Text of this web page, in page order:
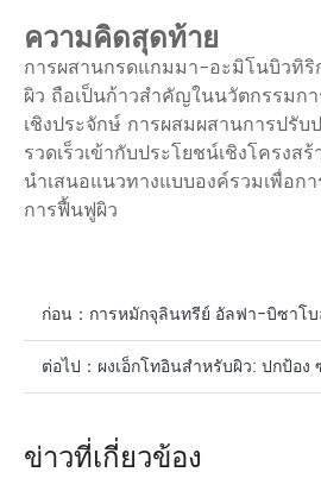
ความคิดสุดท้าย
การผสานกรดแกมมา-อะมิโนบิวทิ
ผิว ถือเป็นก้าวสำคัญในนวัตกรรมก
เชิงประจักษ์ การผสมผสานการปรับ
รวดเร็วเข้ากับประโยชน์เชิงโครงส
นำเสนอแนวทางแบบองค์รวมเพื่อก
การฟื้นฟูผิว
ก่อน： การหมักจุลินทรีย์ อัลฟา-บิซาโ
ธรรมชาติสำหรับการดูแลผิว
ต่อไป： ผงเอ็กโทอินสำหรับผิว: ปกป้อ
ข่าวที่เกี่ยวข้อง